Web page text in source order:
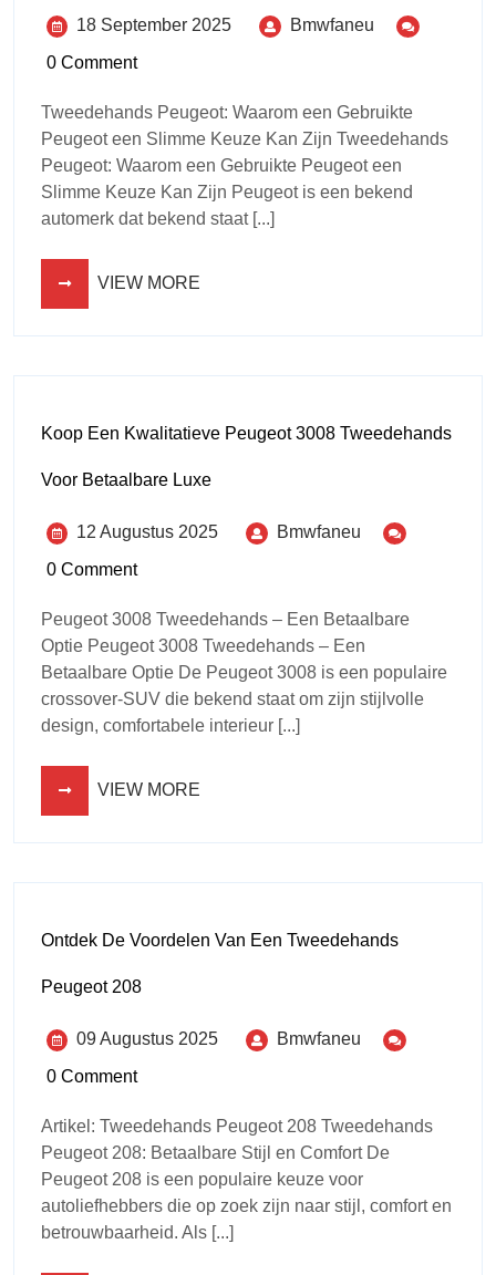
18 September 2025
Bmwfaneu
0 Comment
Tweedehands Peugeot: Waarom een Gebruikte
Peugeot een Slimme Keuze Kan Zijn Tweedehands
Peugeot: Waarom een Gebruikte Peugeot een
Slimme Keuze Kan Zijn Peugeot is een bekend
automerk dat bekend staat [...]
VIEW MORE
Koop Een Kwalitatieve Peugeot 3008 Tweedehands
Voor Betaalbare Luxe
12 Augustus 2025
Bmwfaneu
0 Comment
Peugeot 3008 Tweedehands – Een Betaalbare
Optie Peugeot 3008 Tweedehands – Een
Betaalbare Optie De Peugeot 3008 is een populaire
crossover-SUV die bekend staat om zijn stijlvolle
design, comfortabele interieur [...]
VIEW MORE
Ontdek De Voordelen Van Een Tweedehands
Peugeot 208
09 Augustus 2025
Bmwfaneu
0 Comment
Artikel: Tweedehands Peugeot 208 Tweedehands
Peugeot 208: Betaalbare Stijl en Comfort De
Peugeot 208 is een populaire keuze voor
autoliefhebbers die op zoek zijn naar stijl, comfort en
betrouwbaarheid. Als [...]